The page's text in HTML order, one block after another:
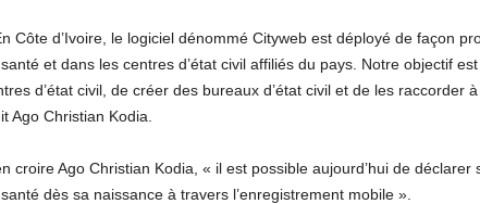
Côte d’Ivoire, le logiciel dénommé Cityweb est déployé de façon
et dans les centres d’état civil affiliés du pays. Notre objectif
d’état civil, de créer des bureaux d’état civil et de les raccorder
Ago Christian Kodia.
croire Ago Christian Kodia, « il est possible aujourd’hui de
dès sa naissance à travers l’enregistrement mobile ».